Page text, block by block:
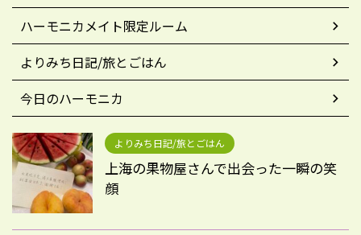
ハーモニカメイト限定ルーム
よりみち日記/旅とごはん
今日のハーモニカ
よりみち日記/旅とごはん
上海の果物屋さんで出会った一瞬の笑
顔